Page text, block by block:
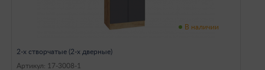
В наличии
2-х створчатые (2-х дверные)
Артикул: 17-3008-1